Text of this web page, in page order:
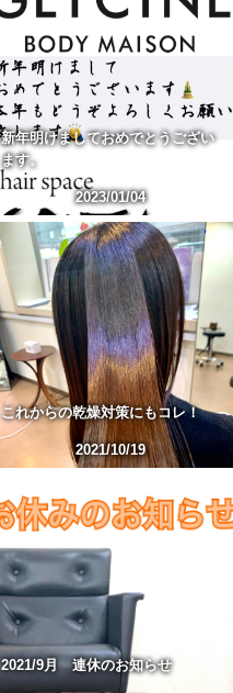
新年明けましておめでとうござい
ます。
2023/01/04
これからの乾燥対策にもコレ！
2021/10/19
2021/9月 連休のお知らせ